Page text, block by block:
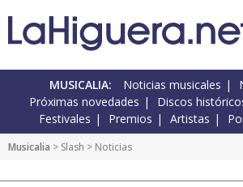
MUSICALIA: Noticias musicales
Próximas novedades
Discos
Festivales
Premios Artistas
Musicalia > Slash > Noticias